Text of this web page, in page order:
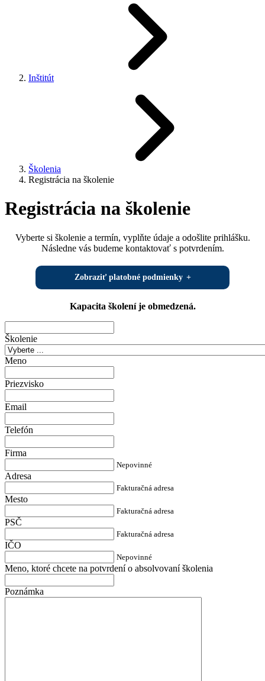
Inštitút
Školenia
Registrácia na školenie
Registrácia na školenie
Vyberte si školenie a termín, vyplňte údaje a odošlite prihlášku.
Následne vás budeme kontaktovať s potvrdením.
Zobraziť platobné podmienky
Kapacita školení je obmedzená.
Školenie
Meno
Priezvisko
Email
Telefón
Firma
Nepovinné
Adresa
Fakturačná adresa
Mesto
Fakturačná adresa
PSČ
Fakturačná adresa
IČO
Nepovinné
Meno, ktoré chcete na potvrdení o absolvovaní školenia
Poznámka